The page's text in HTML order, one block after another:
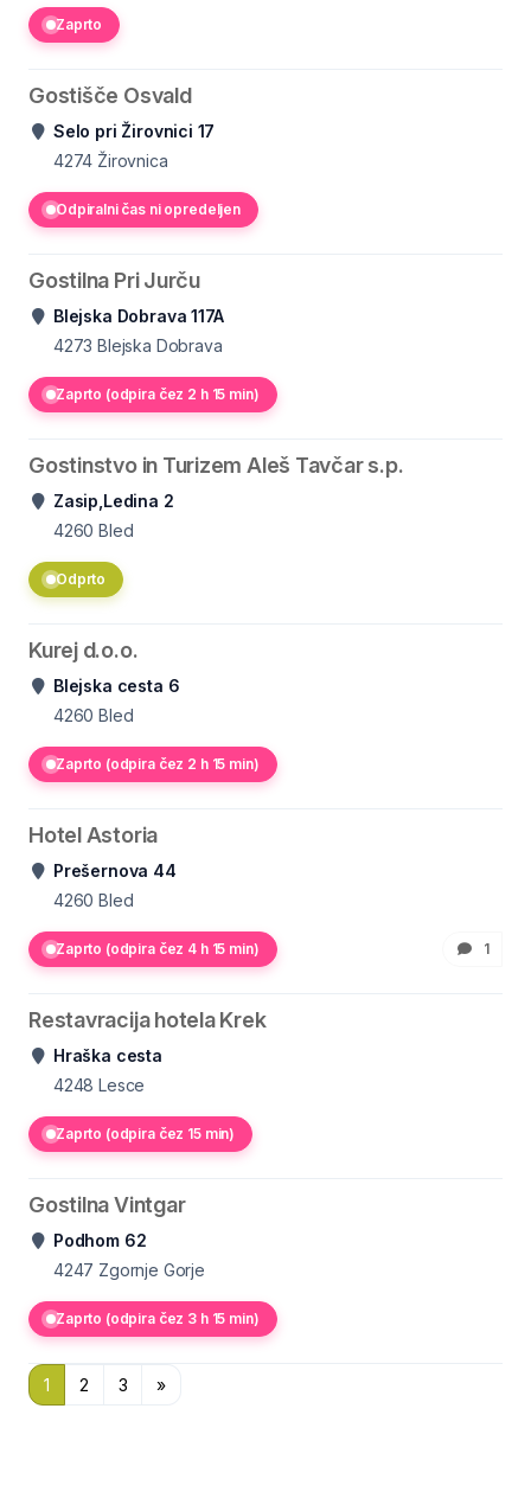
Zaprto
Gostišče Osvald
Selo pri Žirovnici 17
4274 Žirovnica
Odpiralni čas ni opredeljen
Gostilna Pri Jurču
Blejska Dobrava 117A
4273 Blejska Dobrava
Zaprto (odpira čez 2 h 15 min)
Gostinstvo in Turizem Aleš Tavčar s.p.
Zasip,Ledina 2
4260 Bled
Odprto
Kurej d.o.o.
Blejska cesta 6
4260 Bled
Zaprto (odpira čez 2 h 15 min)
Hotel Astoria
Prešernova 44
4260 Bled
Zaprto (odpira čez 4 h 15 min) 1
Restavracija hotela Krek
Hraška cesta
4248 Lesce
Zaprto (odpira čez 15 min)
Gostilna Vintgar
Podhom 62
4247 Zgornje Gorje
Zaprto (odpira čez 3 h 15 min)
1 2 3 »